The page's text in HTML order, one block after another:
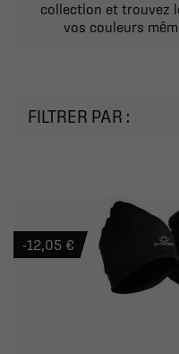
collection et trouvez
vos couleurs
FILTRER PAR :
-12,05 €